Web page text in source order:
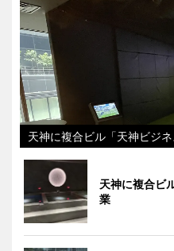
天神に複合ビル「天神ビジ
天神に複合ビ
業